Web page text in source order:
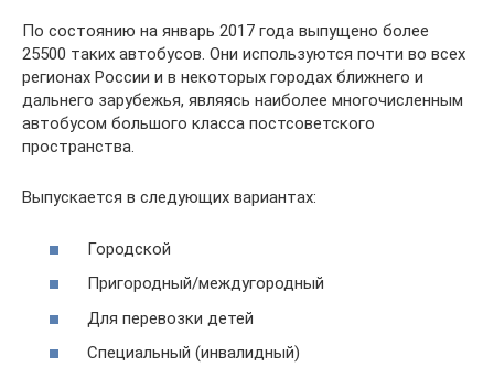
По состоянию на январь 2017 года выпущено более
25500 таких автобусов. Они используются почти во всех
регионах России и в некоторых городах ближнего и
дальнего зарубежья, являясь наиболее многочисленным
автобусом большого класса постсоветского
пространства.
Выпускается в следующих вариантах:
Городской
Пригородный/междугородный
Для перевозки детей
Специальный (инвалидный)